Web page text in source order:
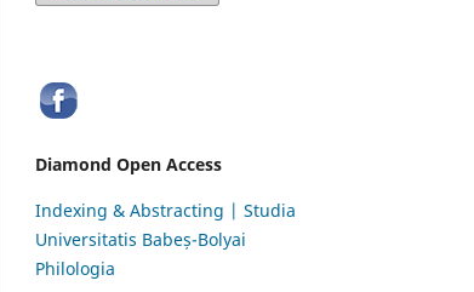
Diamond Open Access
Indexing & Abstracting | Studia
Universitatis Babeș-Bolyai
Philologia